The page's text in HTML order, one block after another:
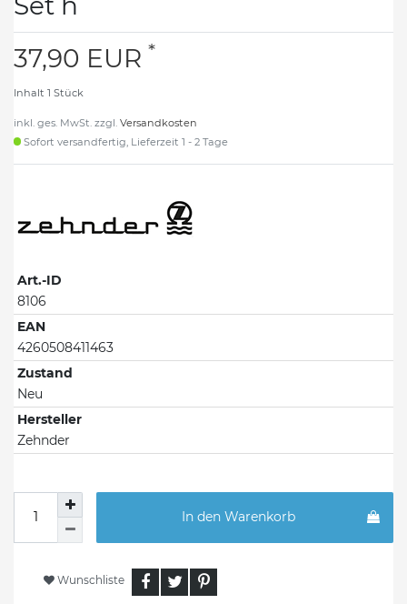
37,90 EUR *
Inhalt 1 Stück
inkl. ges. MwSt. zzgl. Versandkosten
Sofort versandfertig, Lieferzeit 1 - 2 Tage
Art.-ID
8106
EAN
4260508411463
Zustand
Neu
Hersteller
Zehnder
In den Warenkorb
Wunschliste